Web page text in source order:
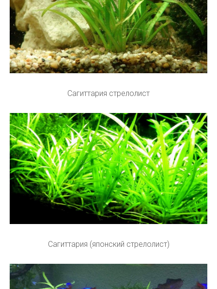
Сагиттария стрелолист
Сагиттария (японский стрелолист)